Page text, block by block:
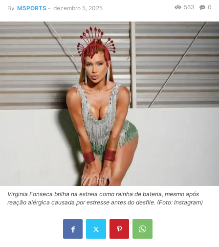
By M5PORTS - dezembro 5, 2025 0
563
Virginia Fonseca brilha na estreia como rainha de bateria, mesmo após
reação alérgica causada por estresse antes do desfile. (Foto: Instagram)